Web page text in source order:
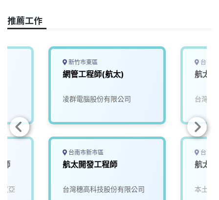
o
k
n
k
推薦工作
師
(亞
新竹市東區
網管工程師(航太)
凌群電腦股份有限公司
台南市新市區
航太開發工程師
台灣穗高科技股份有限公司
台南
航太
台灣穗
台中
航太
本土股